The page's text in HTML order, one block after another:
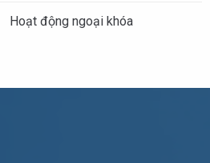
Hoạt động ngoại khóa